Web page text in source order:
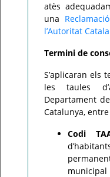
atès
una
l’Autoritat
Termini de
S’aplicaran els
les taules
Departament
Catalunya, entre
Codi